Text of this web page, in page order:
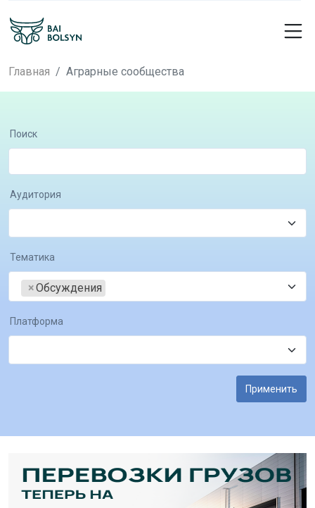
Главная Аграрные сообщества
Поиск
Аудитория
Тематика
×Обсуждения
Платформа
Применить